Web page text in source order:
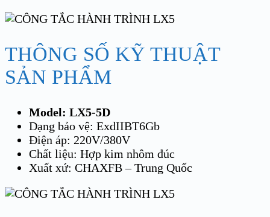
THÔNG SỐ KỸ THUẬT
SẢN PHẨM
Model: LX5-5D
Dạng bảo vệ: ExdIIBT6Gb
Điện áp: 220V/380V
Chất liệu: Hợp kim nhôm đúc
Xuất xứ: CHAXFB – Trung Quốc